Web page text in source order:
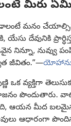
మీరు
మనం
యేసు దేవునికి
నిన్నూ, నువ్వు
జీవితం.”—యోహాను
ఒక వ్యక్తిగా
పొందుతారు.
ఆయన మీద
ఆధారంగా